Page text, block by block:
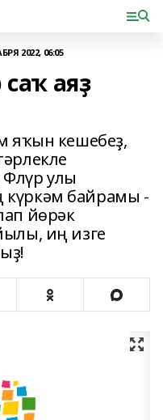
2022, 06:05
аяҙ
яҡын кешебеҙ,
улы
күркәм байрамы -
йөрәк
иң изге